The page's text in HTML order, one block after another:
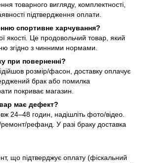
товарного вигляду, комплектності,
підтвердження оплати.
спортивне харчування?
якості. Це продовольчий товар, який
згідно з чинними нормами.
при поверненні?
розмір/фасон, доставку оплачує
брак або помилка
покриває магазин.
має дефект?
24–48 годин, надішліть фото/відео.
рефанд. У разі браку доставка
що підтверджує оплату (фіскальний